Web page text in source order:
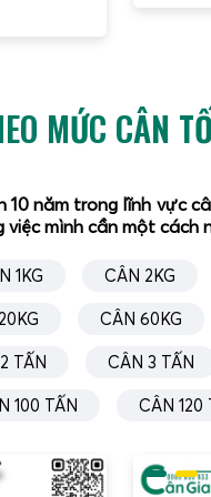
MỨC CÂN
10 năm trong lĩnh vực
việc mình cần một
1KG CÂN 2KG
CÂN 60KG
TẤN CÂN 3 TẤN
100 TẤN CÂN 120